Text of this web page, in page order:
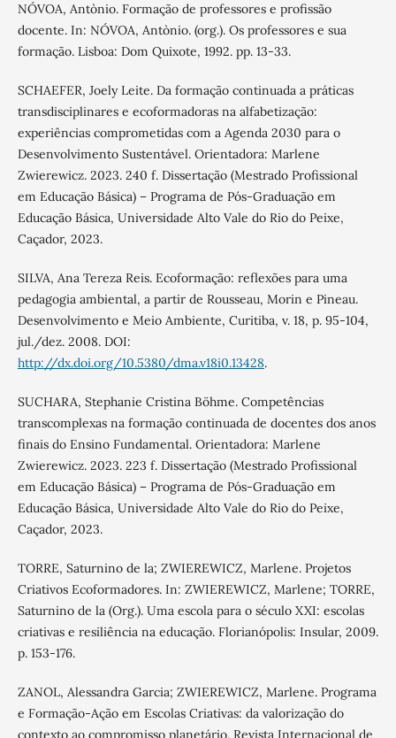
NÓVOA, Antònio. Formação de professores e profissão
docente. In: NÓVOA, Antònio. (org.). Os professores e sua
formação. Lisboa: Dom Quixote, 1992. pp. 13-33.
SCHAEFER, Joely Leite. Da formação continuada a práticas
transdisciplinares e ecoformadoras na alfabetização:
experiências comprometidas com a Agenda 2030 para o
Desenvolvimento Sustentável. Orientadora: Marlene
Zwierewicz. 2023. 240 f. Dissertação (Mestrado Profissional
em Educação Básica) – Programa de Pós-Graduação em
Educação Básica, Universidade Alto Vale do Rio do Peixe,
Caçador, 2023.
SILVA, Ana Tereza Reis. Ecoformação: reflexões para uma
pedagogia ambiental, a partir de Rousseau, Morin e Pineau.
Desenvolvimento e Meio Ambiente, Curitiba, v. 18, p. 95-104,
jul./dez. 2008. DOI:
http://dx.doi.org/10.5380/dma.v18i0.13428.
SUCHARA, Stephanie Cristina Böhme. Competências
transcomplexas na formação continuada de docentes dos anos
finais do Ensino Fundamental. Orientadora: Marlene
Zwierewicz. 2023. 223 f. Dissertação (Mestrado Profissional
em Educação Básica) – Programa de Pós-Graduação em
Educação Básica, Universidade Alto Vale do Rio do Peixe,
Caçador, 2023.
TORRE, Saturnino de la; ZWIEREWICZ, Marlene. Projetos
Criativos Ecoformadores. In: ZWIEREWICZ, Marlene; TORRE,
Saturnino de la (Org.). Uma escola para o século XXI: escolas
criativas e resiliência na educação. Florianópolis: Insular, 2009.
p. 153-176.
ZANOL, Alessandra Garcia; ZWIEREWICZ, Marlene. Programa
e Formação-Ação em Escolas Criativas: da valorização do
contexto ao compromisso planetário. Revista Internacional de